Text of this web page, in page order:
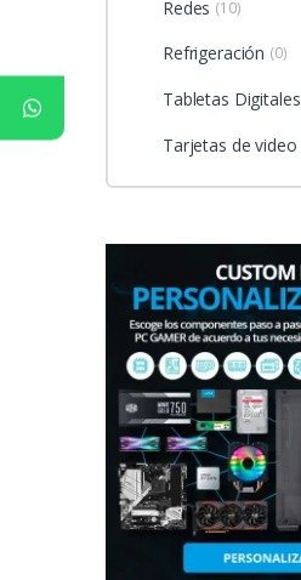
Redes (10)
Refrigeración (0)
Tabletas Digitales
Tarjetas de video